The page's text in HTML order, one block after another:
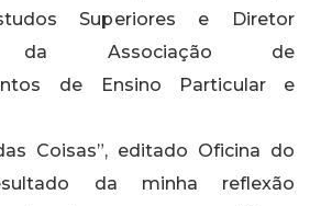
Superiores e Diretor
da Associação de
de Ensino Particular e
Coisas”, editado Oficina do
da minha reflexão